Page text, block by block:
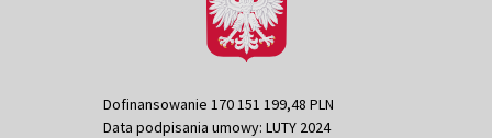
Dofinansowanie 170 151 199,48 PLN
Data podpisania umowy: LUTY 2024